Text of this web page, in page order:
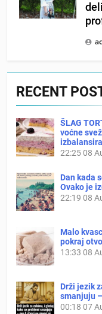
RECENT
ŠLAG
voćne
22:2508
Dan kada
Ovako je
22:19 08
Malo
pokraj
13:33 08
Drži jezik
smanjuju
00:18 07